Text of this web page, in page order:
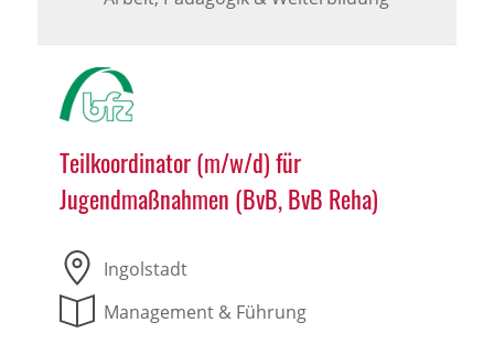
Teilkoordinator (m/w/d) für
Jugendmaßnahmen (BvB, BvB Reha)
Ingolstadt
Management & Führung